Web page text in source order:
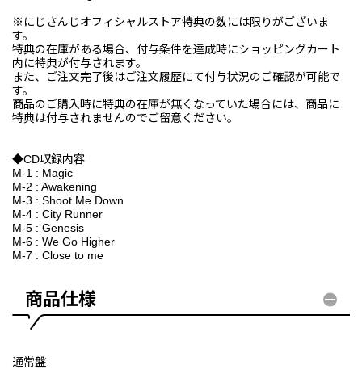
※にじさんじオフィシャルストア特典の数には限りがございま
す。
特典の在庫がある場合、付与条件を達成時にショッピングカート
内に特典が付与されます。
また、ご注文完了後はご注文履歴にて付与状況のご確認が可能で
す。
商品のご購入時に特典の在庫が無くなっていた場合には、商品に
特典は付与されませんのでご留意ください。
◆CD収録内容
M-1 : Magic
M-2 : Awakening
M-3 : Shoot Me Down
M-4 : City Runner
M-5 : Genesis
M-6 : We Go Higher
M-7 : Close to me
商品仕様
通常盤